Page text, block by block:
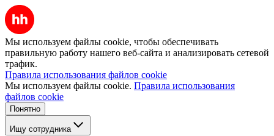
Мы используем файлы cookie, чтобы обеспечивать
правильную работу нашего веб-сайта и анализировать сетевой
трафик.
Правила использования файлов cookie
Мы используем файлы cookie. Правила использования
файлов cookie
Понятно
Ищу сотрудника